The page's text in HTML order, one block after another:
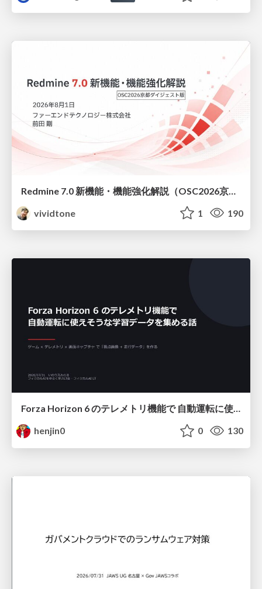
vividtone
1 190
Forza Horizon 6 のテレメトリ機能で 自動運転に使えそうな学習データを集める話
henjin0
0 130